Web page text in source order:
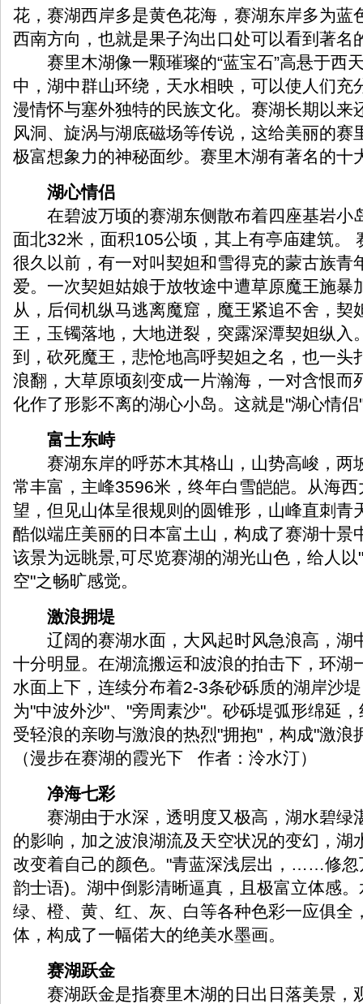
花，赛湖西岸多是黄色花海，赛湖东岸多为蓝
西南方向，也就是果子沟出口处可以看到著名
赛里木湖像一颗璀璨的“蓝宝石”高悬于西
中，湖中群山环绕，天水相映，可以使人们充
漫情怀与塞外独特的民族文化。赛湖长期以来
风洞、旋涡与湖底磁场等传说，这给美丽的赛
极富想象力的神秘面纱。赛里木湖有著名的十
湖心情侣
在碧波万顷的赛湖东侧散布着四座基岩小
面北32米，面积105公顷，其上有亭庙建筑。
很久以前，有一对叫契妲和雪得克的蒙古族青
爱。一次契妲姑娘于放牧途中遭草原魔王施暴
从，后伺机纵马逃离魔窟，魔王紧追不舍，契
王，玉镯落地，大地迸裂，突露深潭契妲纵入
到，砍死魔王，悲怆地高呼契妲之名，也一头
浪翻，大草原顷刻变成一片瀚海，一对含恨而
化作了形影不离的湖心小岛。这就是"湖心情
富士东峙
赛湖东岸的呼苏木其格山，山势高峻，两
常丰富，主峰3596米，终年白雪皑皑。从海
望，但见山体呈很规则的圆锥形，山峰直刺青
酷似端庄美丽的日本富土山，构成了赛湖十景
该景为远眺景,可尽览赛湖的湖光山色，给人
空"之畅旷感觉。
激浪拥堤
辽阔的赛湖水面，大风起时风急浪高，湖
十分明显。在湖流搬运和波浪的拍击下，环湖
水面上下，连续分布着2-3条砂砾质的湖岸沙
为"中波外沙"、"旁周素沙"。砂砾堤弧形绵延
受轻浪的亲吻与激浪的热烈"拥抱"，构成"激浪
（漫步在赛湖的霞光下 作者：泠水汀）
净海七彩
赛湖由于水深，透明度又极高，湖水碧绿
的影响，加之波浪湖流及天空状况的变幻，湖
改变着自己的颜色。"青蓝深浅层出，……修忽
韵士语)。湖中倒影清晰逼真，且极富立体感
绿、橙、黄、红、灰、白等各种色彩一应俱全
体，构成了一幅偌大的绝美水墨画。
赛湖跃金
赛湖跃金是指赛里木湖的日出日落美景，